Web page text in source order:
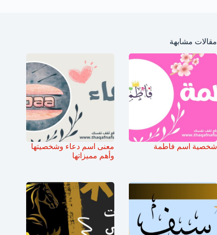
مقالات مشابهة
شخصية اسم فاطمة
معنى اسم دعاء وشخصيتها
وأهم مميزاتها